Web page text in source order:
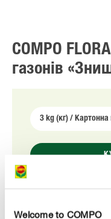
Welcome to COMPO
COMPO
газонів​